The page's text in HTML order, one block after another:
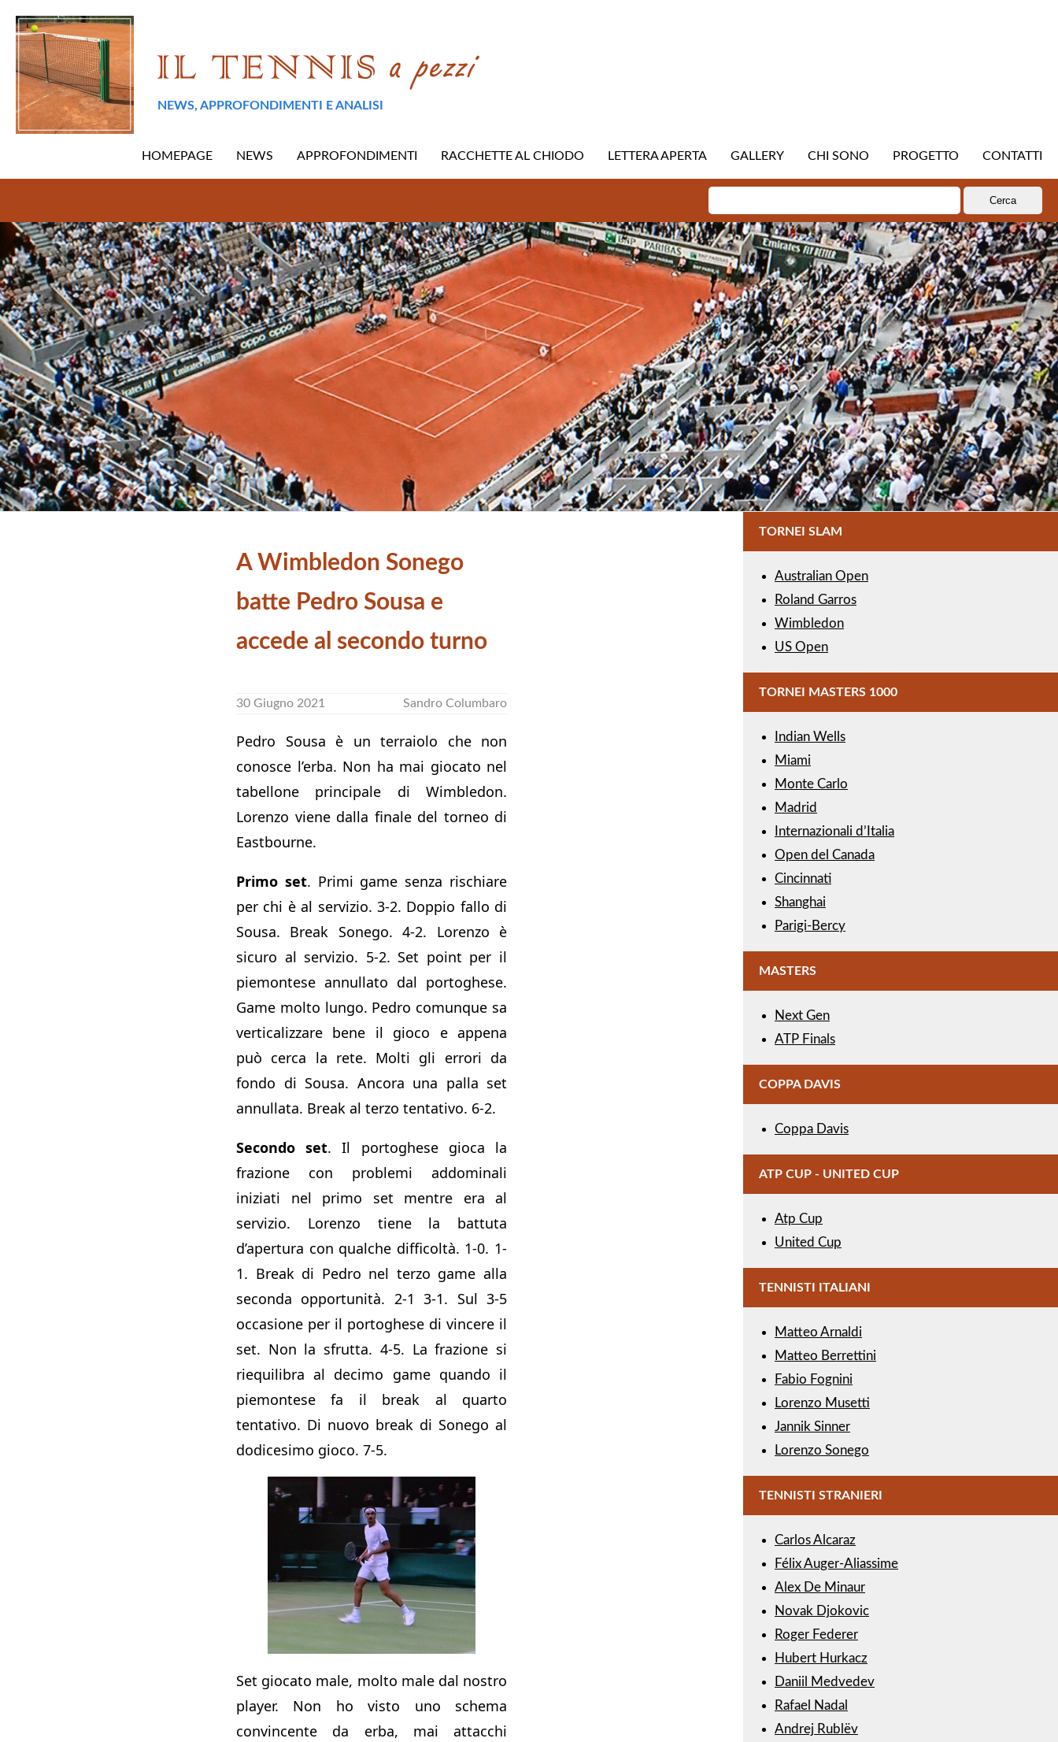
NEWS, APPROFONDIMENTI E ANALISI
HOMEPAGE NEWS APPROFONDIMENTI RACCHETTE AL CHIODO LETTERA APERTA GALLERY CHI SONO PROGETTO CONTATTI
per:
A Wimbledon Sonego
batte Pedro Sousa e
accede al secondo turno
30 Giugno 2021 Sandro Columbaro
Pedro Sousa è un terraiolo che non
conosce l’erba. Non ha mai giocato nel
tabellone principale di Wimbledon.
Lorenzo viene dalla finale del torneo di
Eastbourne.
Primo set. Primi game senza rischiare
per chi è al servizio. 3-2. Doppio fallo di
Sousa. Break Sonego. 4-2. Lorenzo è
sicuro al servizio. 5-2. Set point per il
piemontese annullato dal portoghese.
Game molto lungo. Pedro comunque sa
verticalizzare bene il gioco e appena
può cerca la rete. Molti gli errori da
fondo di Sousa. Ancora una palla set
annullata. Break al terzo tentativo. 6-2.
Secondo set. Il portoghese gioca la
frazione con problemi addominali
iniziati nel primo set mentre era al
servizio. Lorenzo tiene la battuta
d’apertura con qualche difficoltà. 1-0. 1-
1. Break di Pedro nel terzo game alla
seconda opportunità. 2-1 3-1. Sul 3-5
occasione per il portoghese di vincere il
set. Non la sfrutta. 4-5. La frazione si
riequilibra al decimo game quando il
piemontese fa il break al quarto
tentativo. Di nuovo break di Sonego al
dodicesimo gioco. 7-5.
Set giocato male, molto male dal nostro
player. Non ho visto uno schema
convincente da erba, mai attacchi
TORNEI SLAM
Australian Open
Roland Garros
Wimbledon
US Open
TORNEI MASTERS 1000
Indian Wells
Miami
Monte Carlo
Madrid
Internazionali d’Italia
Open del Canada
Cincinnati
Shanghai
Parigi-Bercy
MASTERS
Next Gen
ATP Finals
COPPA DAVIS
Coppa Davis
ATP CUP - UNITED CUP
Atp Cup
United Cup
TENNISTI ITALIANI
Matteo Arnaldi
Matteo Berrettini
Fabio Fognini
Lorenzo Musetti
Jannik Sinner
Lorenzo Sonego
TENNISTI STRANIERI
Carlos Alcaraz
Félix Auger-Aliassime
Alex De Minaur
Novak Djokovic
Roger Federer
Hubert Hurkacz
Daniil Medvedev
Rafael Nadal
Andrej Rublëv